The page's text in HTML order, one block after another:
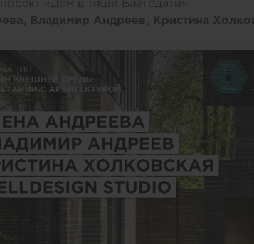
«Дом в тиши Благодати»
Владимир Андреев, Кристина